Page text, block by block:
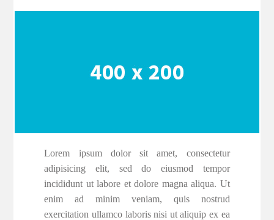
Lorem ipsum dolor sit amet, consectetur
adipisicing elit, sed do eiusmod tempor
incididunt ut labore et dolore magna aliqua. Ut
enim ad minim veniam, quis nostrud
exercitation ullamco laboris nisi ut aliquip ex ea